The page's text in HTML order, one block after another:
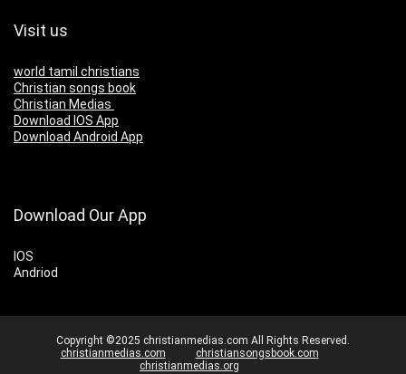
Visit us
world tamil christians
Christian songs book
Christian Medias
Download IOS App
Download Android App
Download Our App
IOS
Andriod
Copyright ©2025 christianmedias.com All Rights Reserved.
christianmedias.com
christiansongsbook.com
christianmedias.org